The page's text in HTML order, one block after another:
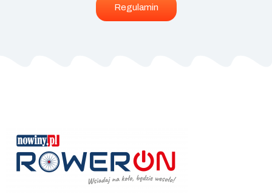
Regulamin